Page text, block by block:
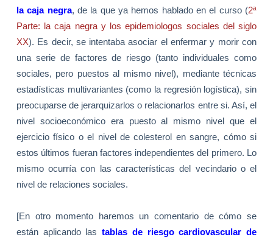
la caja negra, de la que ya hemos hablado en el curso (2ª
Parte: la caja negra y los epidemiologos sociales del siglo
XX). Es decir, se intentaba asociar el enfermar y morir con
una serie de factores de riesgo (tanto individuales como
sociales, pero puestos al mismo nivel), mediante técnicas
estadísticas multivariantes (como la regresión logística), sin
preocuparse de jerarquizarlos o relacionarlos entre si. Así, el
nivel socioeconómico era puesto al mismo nivel que el
ejercicio físico o el nivel de colesterol en sangre, cómo si
estos últimos fueran factores independientes del primero. Lo
mismo ocurría con las características del vecindario o el
nivel de relaciones sociales.
[En otro momento haremos un comentario de cómo se
están aplicando lastablas de riesgo cardiovascular de